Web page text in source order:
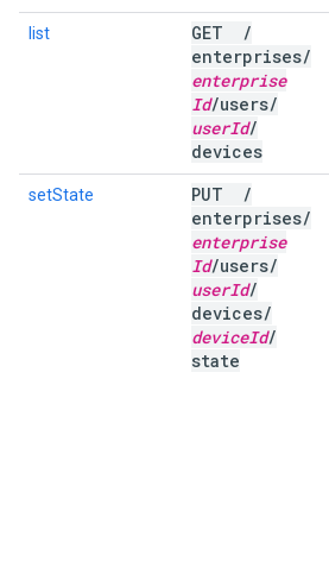
list GET
/
enterprises/
enterprise
Id/users/
userId/
devices
setState PUT
/
enterprises/
enterprise
Id/users/
userId/
devices/
deviceId/
state